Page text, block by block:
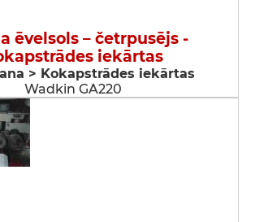
ēvelsols – četrpusējs -
iekārtas
> Kokapstrādes iekārtas
Wadkin GA220